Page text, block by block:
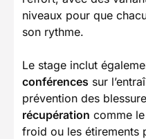
niveaux pour que
son rythme.
Le stage inclut
conférences sur
prévention des
récupération comme
froid ou les étirements